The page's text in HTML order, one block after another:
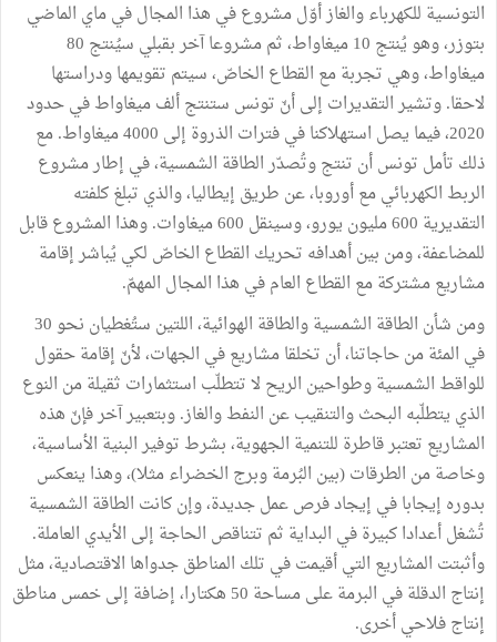
التونسية للكهرباء والغاز أوّل مشروع في هذا المجال في ماي الماضي
بتوزر، وهو يُنتج 10 ميغاواط، ثم مشروعا آخر بقبلي سيُنتج 80
ميغاواط، وهي تجربة مع القطاع الخاصّ، سيتم تقويمها ودراستها
لاحقا. وتشير التقديرات إلى أنّ تونس ستنتج ألف ميغاواط في حدود
2020، فيما يصل استهلاكنا في فترات الذروة إلى 4000 ميغاواط. مع
ذلك تأمل تونس أن تنتج وتُصدّر الطاقة الشمسية، في إطار مشروع
الربط الكهربائي مع أوروبا، عن طريق إيطاليا، والذي تبلغ كلفته
التقديرية 600 مليون يورو، وسينقل 600 ميغاوات. وهذا المشروع قابل
للمضاعفة، ومن بين أهدافه تحريك القطاع الخاصّ لكي يُباشر إقامة
مشاريع مشتركة مع القطاع العام في هذا المجال المهمّ.
ومن شأن الطاقة الشمسية والطاقة الهوائية، اللتين ستُغطيان نحو 30
في المئة من حاجاتنا، أن تخلقا مشاريع في الجهات، لأنّ إقامة حقول
للواقط الشمسية وطواحين الريح لا تتطلّب استثمارات ثقيلة من النوع
الذي يتطلّبه البحث والتنقيب عن النفط والغاز. وبتعبير آخر فإنّ هذه
المشاريع تعتبر قاطرة للتنمية الجهوية، بشرط توفير البنية الأساسية،
وخاصة من الطرقات (بين البُرمة وبرج الخضراء مثلا)، وهذا ينعكس
بدوره إيجابا في إيجاد فرص عمل جديدة، وإن كانت الطاقة الشمسية
تُشغل أعدادا كبيرة في البداية ثم تتناقص الحاجة إلى الأيدي العاملة.
وأثبتت المشاريع التي أقيمت في تلك المناطق جدواها الاقتصادية، مثل
إنتاج الدقلة في البرمة على مساحة 50 هكتارا، إضافة إلى خمس مناطق
إنتاج فلاحي أخرى.